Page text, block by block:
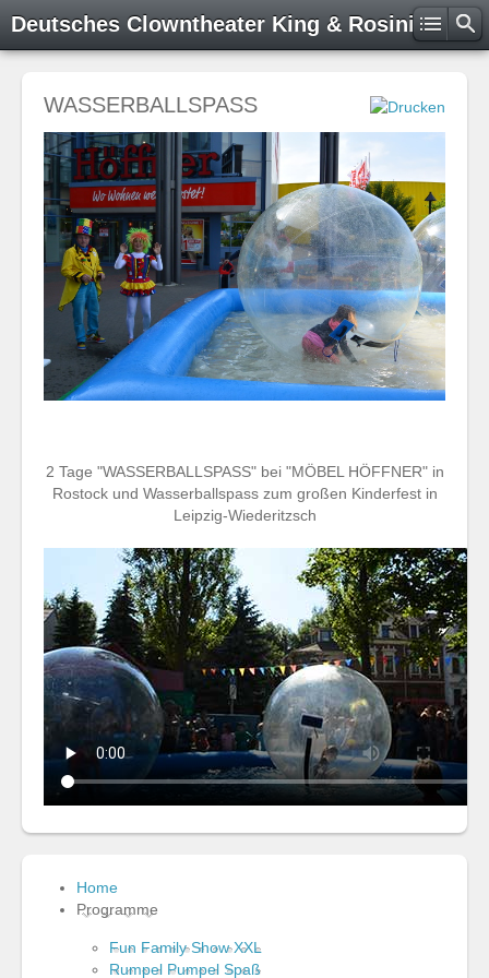
Deutsches Clowntheater King & Rosini
WASSERBALLSPASS
2 Tage "WASSERBALLSPASS" bei "MÖBEL HÖFFNER" in
Rostock und Wasserballspass zum großen Kinderfest in
Leipzig-Wiederitzsch
Home
Programme
Fun Family Show XXL
Rumpel Pumpel Spaß